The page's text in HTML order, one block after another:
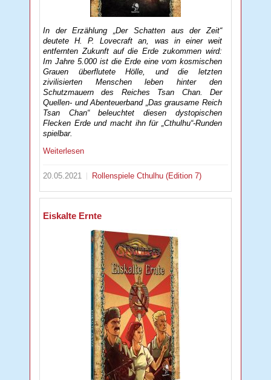
In der Erzählung „Der Schatten aus der Zeit“
deutete H. P. Lovecraft an, was in einer weit
entfernten Zukunft auf die Erde zukommen wird:
Im Jahre 5.000 ist die Erde eine vom kosmischen
Grauen überflutete Hölle, und die letzten
zivilisierten Menschen leben hinter den
Schutzmauern des Reiches Tsan Chan. Der
Quellen- und Abenteuerband „Das grausame Reich
Tsan Chan“ beleuchtet diesen dystopischen
Flecken Erde und macht ihn für „Cthulhu“-Runden
spielbar.
Weiterlesen
20.05.2021 RollenspieleCthulhu (Edition 7)
Eiskalte Ernte